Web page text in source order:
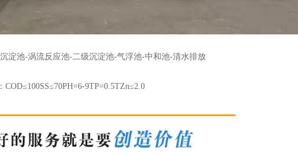
池-涡流反应池-二级沉淀池-气浮池-中和池-清水排放
9TP=0.5TZn≤2.0